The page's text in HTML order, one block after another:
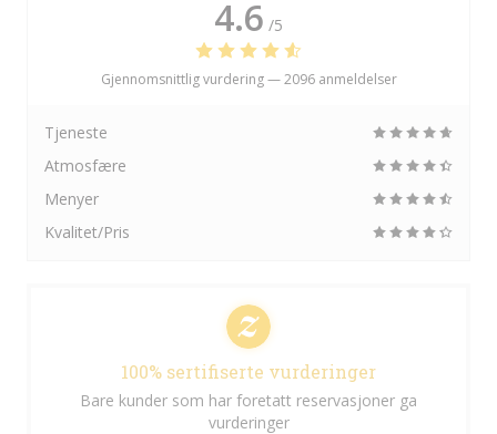
4.6 /5
Gjennomsnittlig vurdering —2096 anmeldelser
Tjeneste
Atmosfære
Menyer
Kvalitet/Pris
100% sertifiserte vurderinger
Bare kunder som har foretatt reservasjoner ga
vurderinger